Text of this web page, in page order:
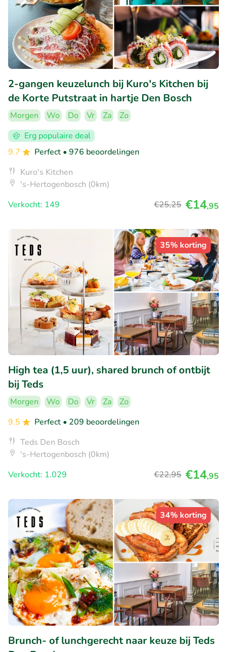
2-gangen keuzelunch bij Kuro's Kitchen bij
de Korte Putstraat in hartje Den Bosch
Morgen Wo Do Vr Za
Zo
Erg populaire deal
9.7
Perfect • 976 beoordelingen
Kuro's Kitchen
's-Hertogenbosch (0km)
Verkocht: 149
€25,25 €14,95
35% korting
High tea (1,5 uur), shared brunch of ontbijt
bij Teds
Morgen Wo Do Vr Za
Zo
9.5
Perfect • 209 beoordelingen
Teds Den Bosch
's-Hertogenbosch (0km)
Verkocht: 1.029
€22,95 €14,95
34% korting
Brunch- of lunchgerecht naar keuze bij Teds